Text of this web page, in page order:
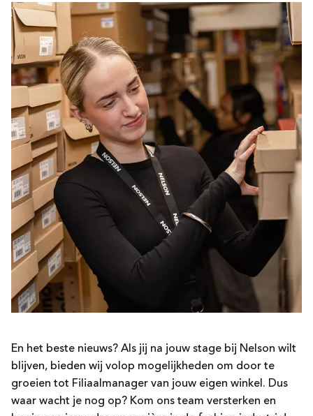
En het beste nieuws? Als jij na jouw stage bij Nelson wilt
blijven, bieden wij volop mogelijkheden om door te
groeien tot Filiaalmanager van jouw eigen winkel. Dus
waar wacht je nog op? Kom ons team versterken en